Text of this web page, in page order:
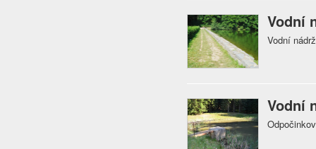
Vodní
Vodní
Vodní